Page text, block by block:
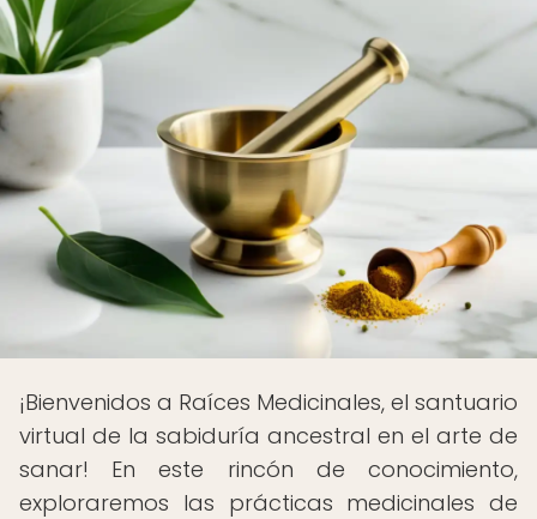
¡Bienvenidos a Raíces Medicinales, el santuario
virtual de la sabiduría ancestral en el arte de
sanar! En este rincón de conocimiento,
exploraremos las prácticas medicinales de